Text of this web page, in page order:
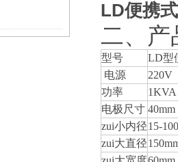
LD便携
二、产
型号
LD型
电源
220V
功率
1KVA
电极尺寸 40mm
zui小内径15-
zui大直径